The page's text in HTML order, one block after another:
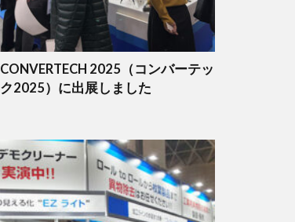
CONVERTECH 2025（コンバーテッ
ク2025）に出展しました